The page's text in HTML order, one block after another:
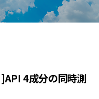
4成分の同時測